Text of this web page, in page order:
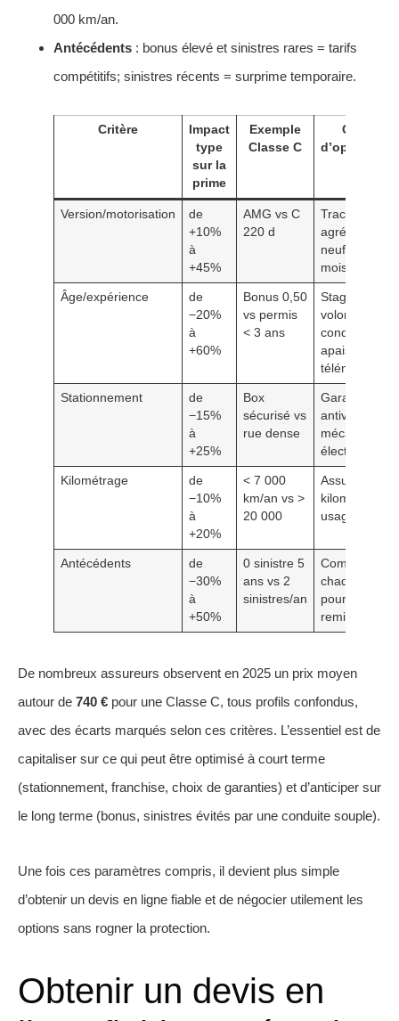
000 km/an.
Antécédents : bonus élevé et sinistres rares = tarifs
compétitifs; sinistres récents = surprime temporaire.
Critère
Impact
type
sur la
prime
Exemple
Classe C
Conseil
Version/motorisation
de
+10%
à
+45%
AMG vs C
220 d
Traceur GPS
agréé, valeur
neuf 24–36
mois
Âge/expérience
de
−20%
à
+60%
Bonus 0,50
vs permis
< 3 ans
Stage
volontaire,
conduite
apaisée,
télématique
Stationnement
de
−15%
à
+25%
Box
sécurisé vs
rue dense
Garage,
antivols
mécaniques/
électroniques
Kilométrage
de
−10%
à
+20%
< 7 000
km/an vs >
20 000
Assurance au
kilomètre si
usage réduit
Antécédents
de
−30%
à
+50%
0 sinistre 5
ans vs 2
sinistres/an
Comparer
chaque
pour capter
remises
De nombreux assureurs observent en 2025 un prix moyen
autour de 740 € pour une Classe C, tous profils confondus,
avec des écarts marqués selon ces critères. L’essentiel est de
capitaliser sur ce qui peut être optimisé à court terme
(stationnement, franchise, choix de garanties) et d’anticiper sur
le long terme (bonus, sinistres évités par une conduite souple).
Une fois ces paramètres compris, il devient plus simple
d’obtenir un devis en ligne fiable et de négocier utilement les
options sans rogner la protection.
Obtenir un devis en